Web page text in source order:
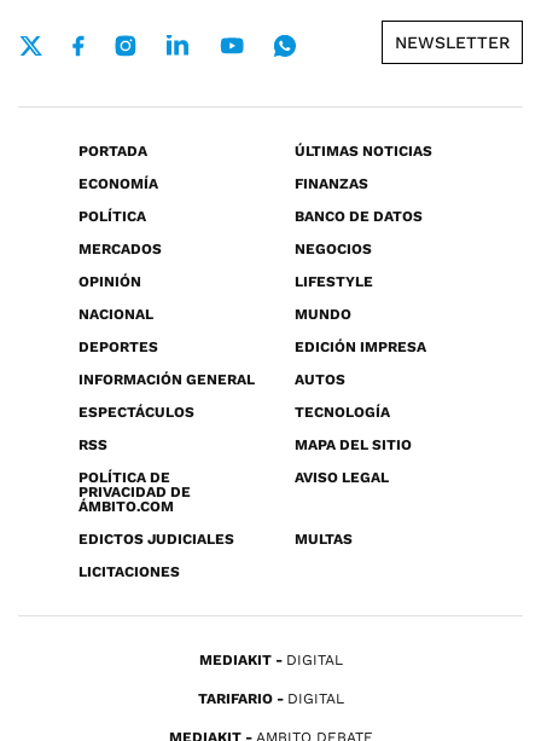
NEWSLETTER
PORTADA
ÚLTIMAS NOTICIAS
ECONOMÍA
FINANZAS
POLÍTICA
BANCO DE DATOS
MERCADOS
NEGOCIOS
OPINIÓN
LIFESTYLE
NACIONAL
MUNDO
DEPORTES
EDICIÓN IMPRESA
INFORMACIÓN GENERAL
AUTOS
ESPECTÁCULOS
TECNOLOGÍA
RSS
MAPA DEL SITIO
POLÍTICA DE
PRIVACIDAD DE
ÁMBITO.COM
AVISO LEGAL
EDICTOS JUDICIALES
MULTAS
LICITACIONES
MEDIAKIT DIGITAL
TARIFARIO DIGITAL